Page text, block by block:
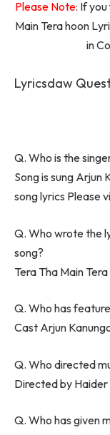
Please Note: If you
Main Tera hoon
in
Lyricsdaw
Q. Who is the
Song is sung Arjun
song lyrics Please
Q. Who wrote the
song?
Tera Tha Main
Q. Who has
Cast Arjun
Q. Who directed
Directed by Haider
Q. Who has given